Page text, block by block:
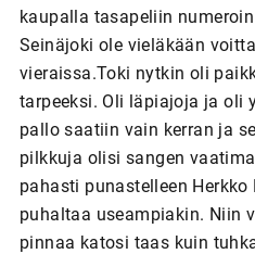
kaupalla tasapeliin
Seinäjoki ole vieläkään
vieraissa.Toki nytkin oli
tarpeeksi. Oli läpiajoja ja oli
pallo saatiin vain kerran ja
pilkkuja olisi sangen
pahasti punastelleen
puhaltaa useampiakin. Niin
pinnaa katosi taas kuin